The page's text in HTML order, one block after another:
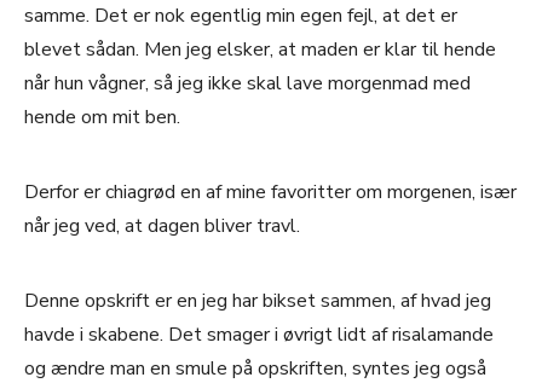
samme. Det er nok egentlig min egen fejl, at det er
blevet sådan. Men jeg elsker, at maden er klar til hende
når hun vågner, så jeg ikke skal lave morgenmad med
hende om mit ben.
Derfor er chiagrød en af mine favoritter om morgenen, især
når jeg ved, at dagen bliver travl.
Denne opskrift er en jeg har bikset sammen, af hvad jeg
havde i skabene. Det smager i øvrigt lidt af risalamande
og ændre man en smule på opskriften, syntes jeg også